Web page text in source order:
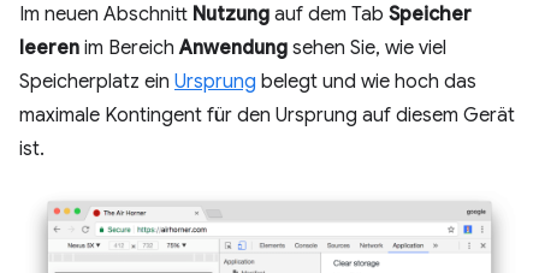
Im neuen Abschnitt Nutzung auf dem Tab Speicher
leeren im BereichAnwendung sehen Sie, wie viel
Speicherplatz ein Ursprung belegt und wie hoch das
maximale Kontingent für den Ursprung auf diesem Gerät
ist.